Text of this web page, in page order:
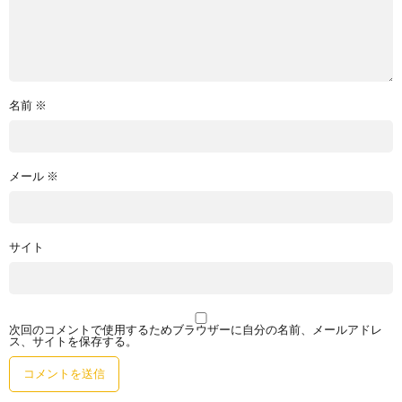
名前 ※
メール ※
サイト
次回のコメントで使用するためブラウザーに自分の名前、メールアドレ
ス、サイトを保存する。